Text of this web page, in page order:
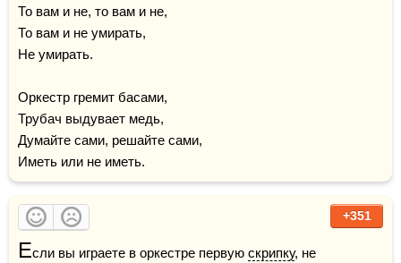
То вам и не, то вам и не,
То вам и не умирать,
Не умирать.
Оркестр гремит басами,
Трубач выдувает медь,
Думайте сами, решайте сами,
Иметь или не иметь.
+351
Если вы играете в оркестре первую скрипку, не